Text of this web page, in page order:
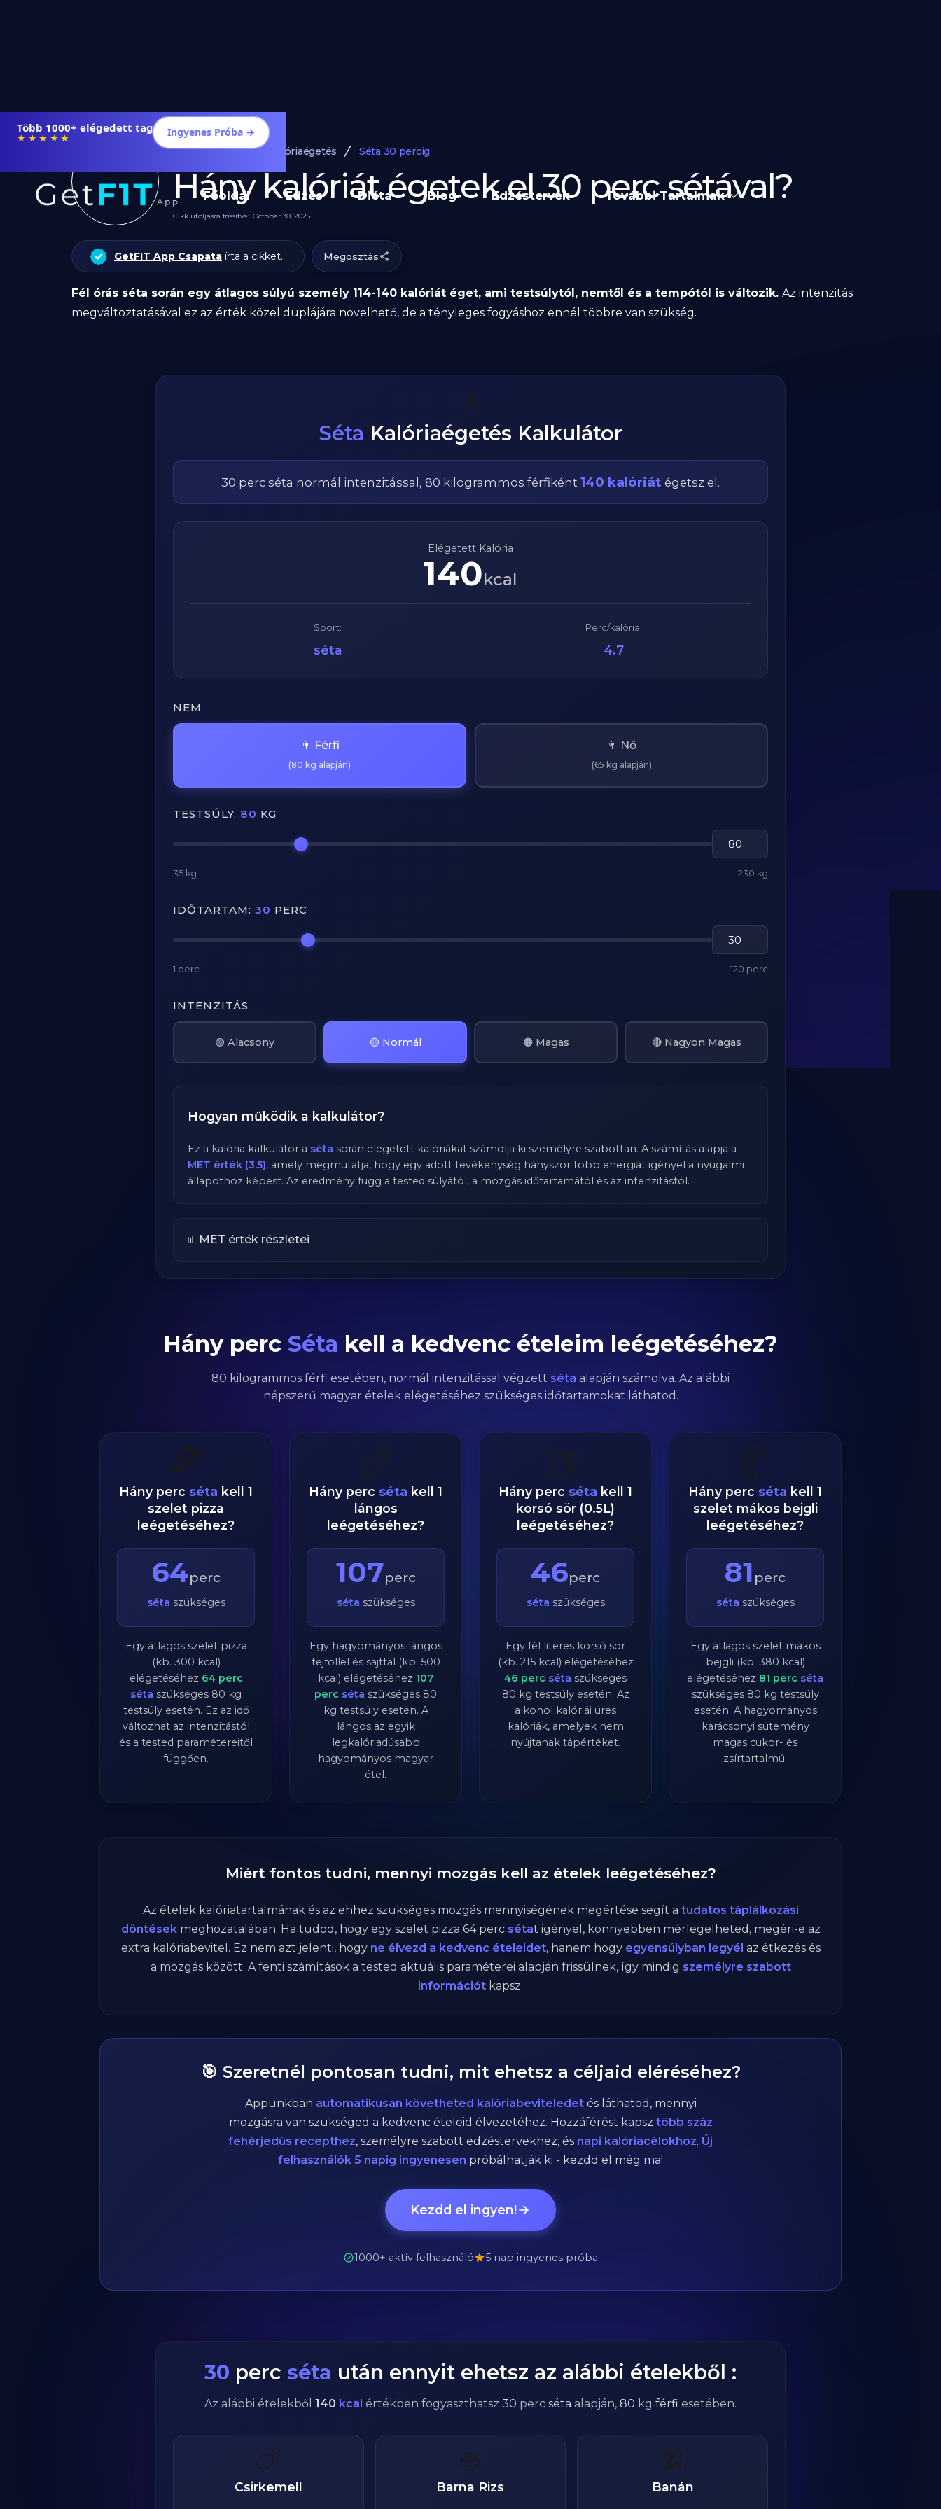
Több 1000+ elégedett tag
★★★★★ Ingyenes Próba →
Főoldal Edzés Diéta Blog Edzéstervek További Tartalmak
Edzés Kalóriaégetés Séta 30 percig
Hány kalóriát égetek el 30 perc sétával?
Cikk utoljásra frissítve: October 30, 2025
GetFIT App Csapata írta a cikket. Megosztás
Fél órás séta során egy átlagos súlyú személy 114-140 kalóriát éget, ami testsúlytól, nemtől és a tempótól is változik. Az intenzitás
megváltoztatásával ez az érték közel duplájára növelhető, de a tényleges fogyáshoz ennél többre van szükség.
🚶
Séta Kalóriaégetés Kalkulátor
30 perc séta normál intenzitással, 80 kilogrammos férfi ként 140 kalóriát égetsz el.
Elégetett Kalória
140kcal
Sport:
séta
Perc/kalória:
4.7
NEM
👨 Férfi
(80 kg alapján)
👩 Nő
(65 kg alapján)
TESTSÚLY: 80 KG
35 kg 230 kg
IDŐTARTAM: 30 PERC
1 perc 120 perc
INTENZITÁS
🟢 Alacsony 🟡 Normál 🟠 Magas 🔴 Nagyon Magas
Hogyan működik a kalkulátor?
Ez a kalória kalkulátor a séta során elégetett kalóriákat számolja ki személyre szabottan. A számítás alapja a
MET érték (3.5), amely megmutatja, hogy egy adott tevékenység hányszor több energiát igényel a nyugalmi
állapothoz képest. Az eredmény függ a tested súlyától, a mozgás időtartamától és az intenzitástól.
📊 MET érték részletei
Hány perc Séta kell a kedvenc ételeim leégetéséhez?
80 kilogrammos férfi esetében, normál intenzitással végzett séta alapján számolva. Az alábbi
népszerű magyar ételek elégetéséhez szükséges időtartamokat láthatod.
🍕
Hány perc séta kell 1
szelet pizza
leégetéséhez?
64perc
séta szükséges
Egy átlagos szelet pizza
(kb. 300 kcal)
elégetéséhez 64perc
séta szükséges 80 kg
testsúly esetén. Ez az idő
változhat az intenzitástól
és a tested paramétereitől
függően.
🥖
Hány perc séta kell 1
lángos
leégetéséhez?
107perc
séta szükséges
Egy hagyományos lángos
tejföllel és sajttal (kb. 500
kcal) elégetéséhez 107
perc séta szükséges 80
kg testsúly esetén. A
lángos az egyik
legkalóriadúsabb
hagyományos magyar
étel.
🍺
Hány perc séta kell 1
korsó sör (0.5L)
leégetéséhez?
46perc
séta szükséges
Egy fél literes korsó sör
(kb. 215 kcal) elégetéséhez
46 perc séta szükséges
80 kg testsúly esetén. Az
alkohol kalóriái üres
kalóriák, amelyek nem
nyújtanak tápértéket.
🥐
Hány perc séta kell 1
szelet mákos bejgli
leégetéséhez?
81 perc
séta szükséges
Egy átlagos szelet mákos
bejgli (kb. 380 kcal)
elégetéséhez 81 perc séta
szükséges 80 kg testsúly
esetén. A hagyományos
karácsonyi sütemény
magas cukor- és
zsírtartalmú.
Miért fontos tudni, mennyi mozgás kell az ételek leégetéséhez?
Az ételek kalóriatartalmának és az ehhez szükséges mozgás mennyiségének megértése segít a tudatos táplálkozási
döntésekmeghozatalában. Ha tudod, hogy egy szelet pizza 64perc sétat igényel, könnyebben mérlegelheted, megéri-e az
extra kalóriabevitel. Ez nem azt jelenti, hogy ne élvezd a kedvenc ételeidet, hanem hogy egyensúlyban legyél az étkezés és
a mozgás között. A fenti számítások a tested aktuális paraméterei alapján frissülnek, így mindig személyre szabott
információt kapsz.
🎯 Szeretnél pontosan tudni, mit ehetsz a céljaid eléréséhez?
Appunkban automatikusan követheted kalóriabeviteledetés láthatod, mennyi
mozgásra van szükséged a kedvenc ételeid élvezetéhez. Hozzáférést kapsz több száz
fehérjedús recepthez, személyre szabott edzéstervekhez, és napi kalóriacélokhoz. Új
felhasználók 5 napig ingyenesen próbálhatják ki - kezdd el még ma!
Kezdd el ingyen!
1000+ aktív felhasználó 5 nap ingyenes próba
30 perc séta után ennyit ehetsz az alábbi ételekből :
Az alábbi ételekből 140 kcal értékben fogyaszthatsz 30 perc séta alapján, 80 kg férfi esetében.
🍗
Csirkemell
🍚
Barna Rizs
🍌
Banán